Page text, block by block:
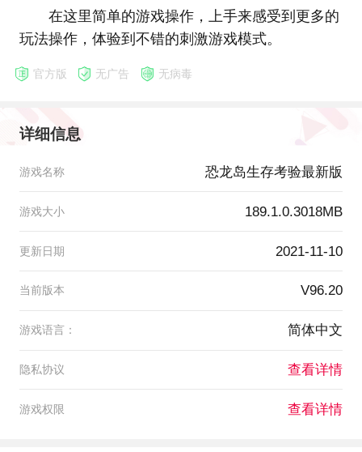
在这里简单的游戏操作，上手来感受到更多的
玩法操作，体验到不错的刺激游戏模式。
官方版 无广告 无病毒
详细信息
游戏名称 恐龙岛生存考验最新版
游戏大小 189.1.0.3018MB
更新日期 2021-11-10
当前版本 V96.20
游戏语言： 简体中文
隐私协议 查看详情
游戏权限 查看详情